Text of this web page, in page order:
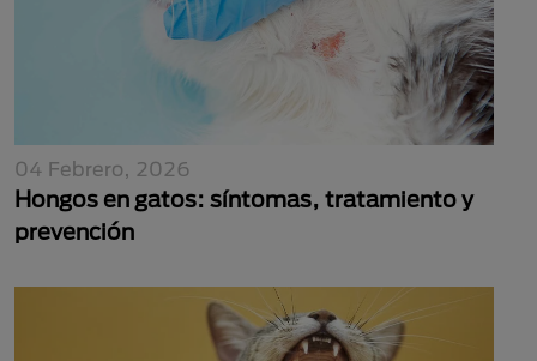
04 Febrero, 2026
Hongos en gatos: síntomas, tratamiento y
prevención